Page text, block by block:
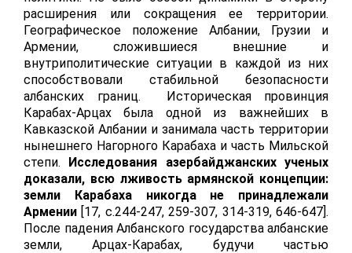
расширения или сокращения ее территории.
Географическое положение Албании, Грузии и
Армении, сложившиеся внешние и
внутриполитические ситуации в каждой из них
способствовали стабильной безопасности
албанских границ. Историческая провинция
Карабах-Арцах была одной из важнейших в
Кавказской Албании и занимала часть территории
нынешнего Нагорного Карабаха и часть Мильской
степи. Исследования азербайджанских ученых
доказали, всю лживость армянской концепции:
земли Карабаха никогда не принадлежали
Армении [17, c.244-247, 259-307, 314-319, 646-647].
После падения Албанского государства албанские
земли, Арцах-Карабах, будучи частью